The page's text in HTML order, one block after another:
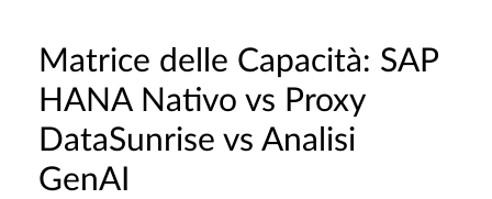
Matrice delle Capacità: SAP
HANA Nativo vs Proxy
DataSunrise vs Analisi
GenAI